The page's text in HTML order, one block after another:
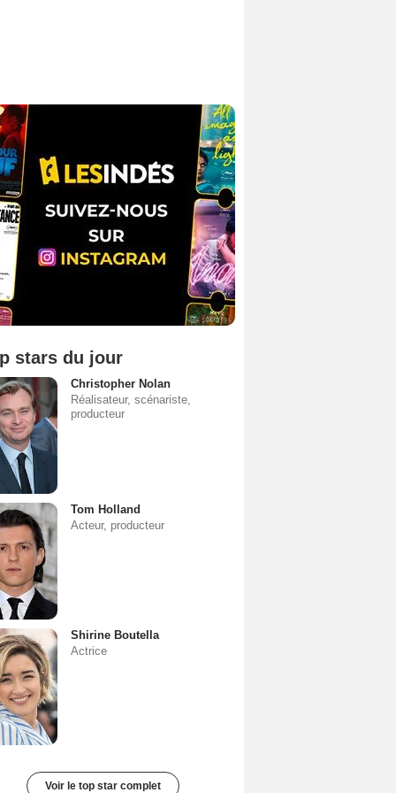
stars du jour
Christopher Nolan
Réalisateur, scénariste,
producteur
Tom Holland
Acteur, producteur
Shirine Boutella
Actrice
Voir le top star complet